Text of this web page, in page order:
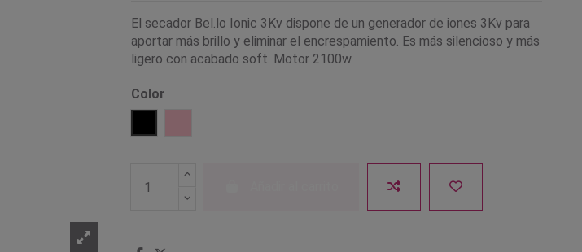
El secador Bel.lo Ionic 3Kv dispone de un generador de iones 3Kv para
aportar más brillo y eliminar el encrespamiento. Es más silencioso y más
ligero con acabado soft. Motor 2100w
Color